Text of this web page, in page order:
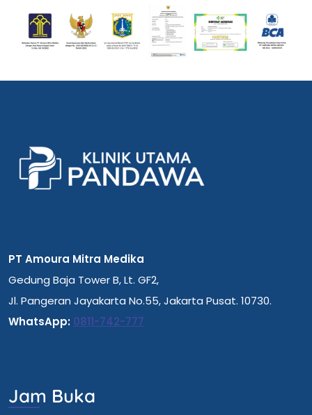
PT Amoura Mitra Medika
Gedung Baja Tower B, Lt. GF2,
Jl. Pangeran Jayakarta No.55, Jakarta Pusat. 10730.
WhatsApp: 0811-742-777
Jam Buka